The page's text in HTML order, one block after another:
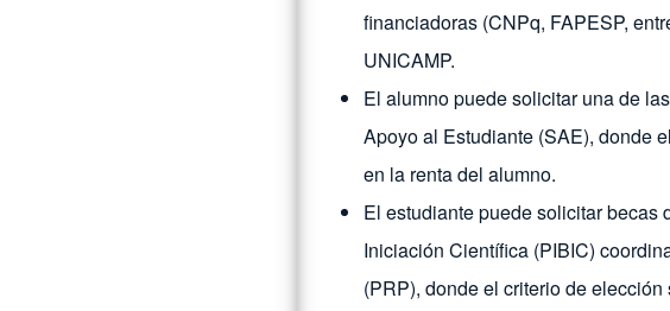
financiadoras (CNPq, FAPESP,
UNICAMP.
El alumno puede solicitar una de
Apoyo al Estudiante (SAE), donde
en la renta del alumno.
El estudiante puede solicitar becas
Iniciación Científica (PIBIC)
(PRP), donde el criterio de